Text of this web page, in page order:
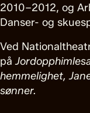
2010–2012, og
Danser- og
Ved
på
hemmelighet,
sønner.